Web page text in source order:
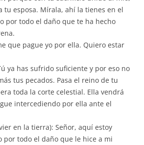
tu esposa. Mírala, ahí la tienes en el
por todo el daño que te ha hecho
que pague yo por ella. Quiero estar
ya has sufrido suficiente y por eso no
tus pecados. Pasa el reino de tu
toda la corte celestial. Ella vendrá
intercediendo por ella ante el
en la tierra): Señor, aquí estoy
por todo el daño que le hice a mi